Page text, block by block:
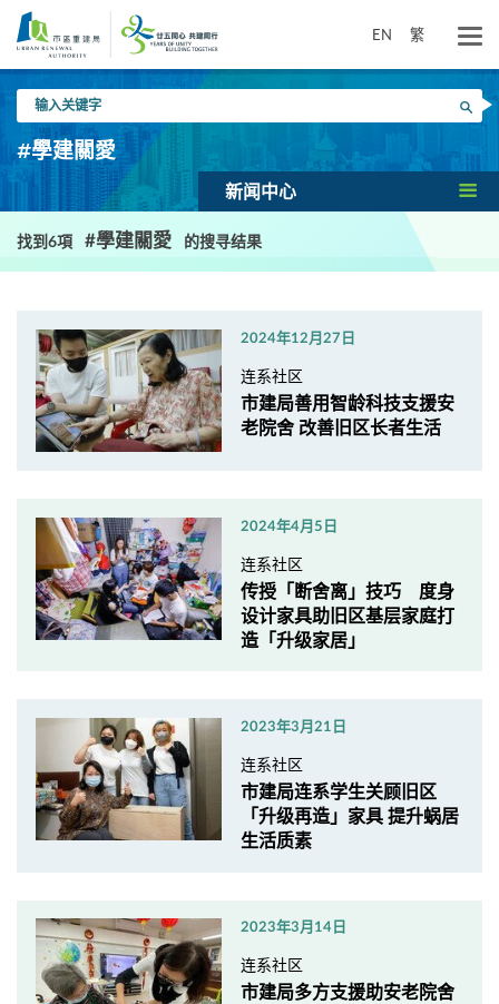
要
EN 繁
入
关
键
搜寻
#學建關愛
新闻中心
找到6項 #學建關愛 的搜寻结果
2024年12月27日
连系社区
市建局善用智龄科技支援安
老院舍 改善旧区长者生活
2024年4月5日
连系社区
传授「断舍离」技巧 度身
设计家具助旧区基层家庭打
造「升级家居」
2023年3月21日
连系社区
市建局连系学生关顾旧区
「升级再造」家具 提升蜗居
生活质素
2023年3月14日
连系社区
市建局多方支援助安老院舍